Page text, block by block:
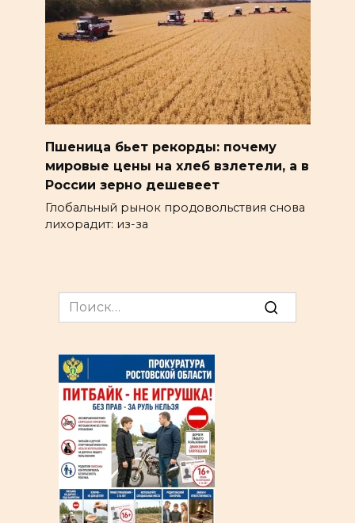
Пшеница бьет рекорды: почему
мировые цены на хлеб взлетели, а в
России зерно дешевеет
Глобальный рынок продовольствия снова
лихорадит: из-за
Search
for: